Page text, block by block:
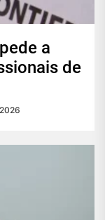
a
de